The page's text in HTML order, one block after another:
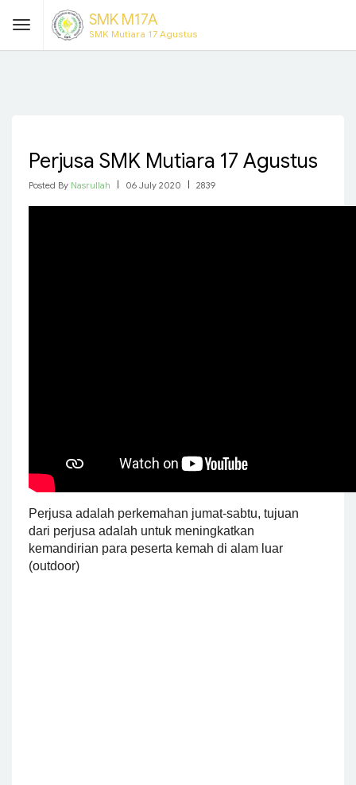
SMK M17A
SMK Mutiara 17 Agustus
Perjusa SMK Mutiara 17 Agustus
Posted By Nasrullah 06 July 2020 2839
Perjusa adalah perkemahan jumat-sabtu, tujuan
dari perjusa adalah untuk meningkatkan
kemandirian para peserta kemah di alam luar
(outdoor)